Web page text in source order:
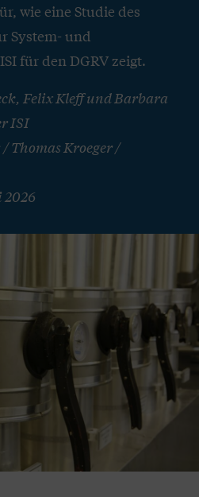
wie eine Studie des
System- und
für den DGRV zeigt.
Felix Kleff und Barbara
ISI
Thomas Kroeger /
2026